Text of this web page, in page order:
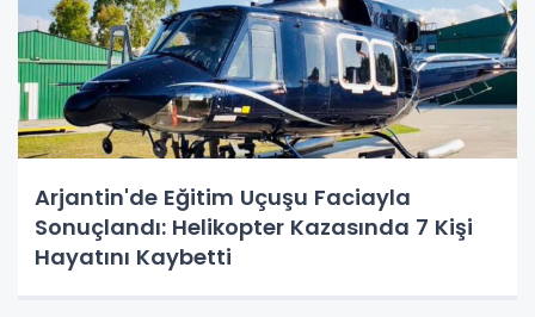
Arjantin'de Eğitim Uçuşu Faciayla
Sonuçlandı: Helikopter Kazasında 7 Kişi
Hayatını Kaybetti